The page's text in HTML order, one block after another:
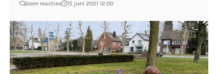
Geen reacties 15 juni 2021 12:00